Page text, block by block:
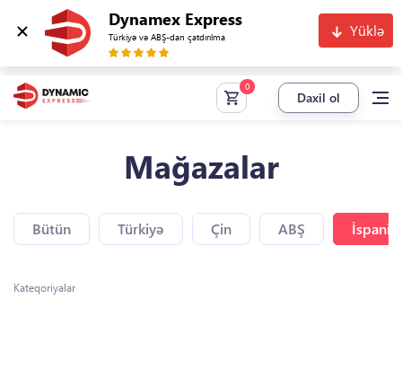
Dynamex Express
Türkiyə və ABŞ-dan çatdırılma Yüklə
Daxil ol
Mağazalar
Bütün Türkiyə Çin ABŞ
Kateqoriyalar